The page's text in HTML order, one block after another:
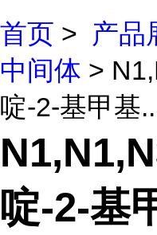
首页 > 产品
中间体 >
啶-2-基甲基
啶-2-基